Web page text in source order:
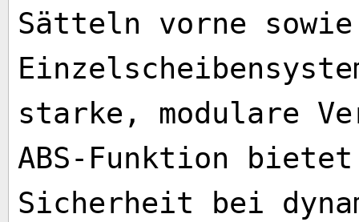
Sätteln vorne sowie
starke, modulare
ABS-Funktion
Sicherheit bei